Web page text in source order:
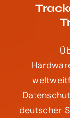
deutscher